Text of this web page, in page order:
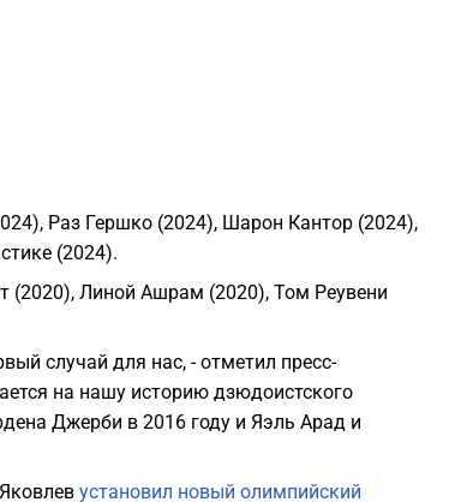
Раз Гершко (2024), Шарон Кантор (2024),
(2024).
(2020), Линой Ашрам (2020), Том Реувени
случай для нас, - отметил пресс-
на нашу историю дзюдоистского
Джерби в 2016 году и Яэль Арад и
установил новый олимпийский